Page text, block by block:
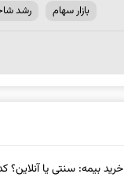
بازار سهام رشد
خرید بیمه: سنتی یا آنلاین؟